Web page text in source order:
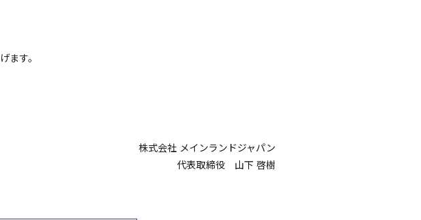
ます。
株式会社 メインランドジャパン
代表取締役 山下 啓樹